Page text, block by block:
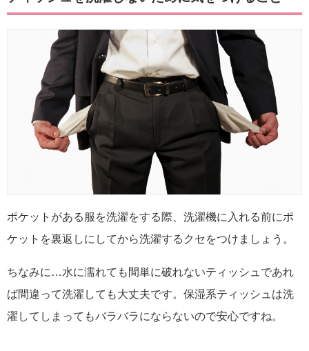
ポケットがある服を洗濯をする際、洗濯機に入れる前にポ
ケットを裏返しにしてから洗濯するクセをつけましょう。
ちなみに…水に濡れても間単に破れないティッシュであれ
ば間違って洗濯しても大丈夫です。保湿系ティッシュは洗
濯してしまってもバラバラにならないので安心ですね。